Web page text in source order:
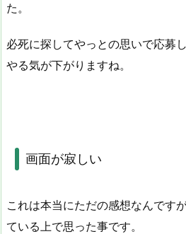
た。
必死に探してやっとの思いで応募
やる気が下がりますね。
画面が寂しい
これは本当にただの感想なんです
ている上で思った事です。